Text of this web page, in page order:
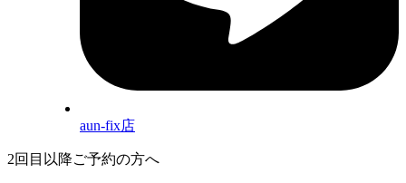
aun-fix店
2回目以降ご予約の方へ